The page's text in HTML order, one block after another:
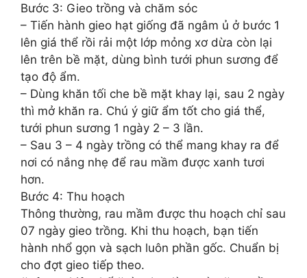
Bước 3: Gieo trồng và chăm sóc
– Tiến hành gieo hạt giống đã ngâm ủ ở bước 1
lên giá thể rồi rải một lớp mỏng xơ dừa còn lại
lên trên bề mặt, dùng bình tưới phun sương để
tạo độ ẩm.
– Dùng khăn tối che bề mặt khay lại, sau 2 ngày
thì mở khăn ra. Chú ý giữ ẩm tốt cho giá thể,
tưới phun sương 1 ngày 2 – 3 lần.
– Sau 3 – 4 ngày trồng có thể mang khay ra để
nơi có nắng nhẹ để rau mầm được xanh tươi
hơn.
Bước 4: Thu hoạch
Thông thường, rau mầm được thu hoạch chỉ sau
07 ngày gieo trồng. Khi thu hoạch, bạn tiến
hành nhổ gọn và sạch luôn phần gốc. Chuẩn bị
cho đợt gieo tiếp theo.